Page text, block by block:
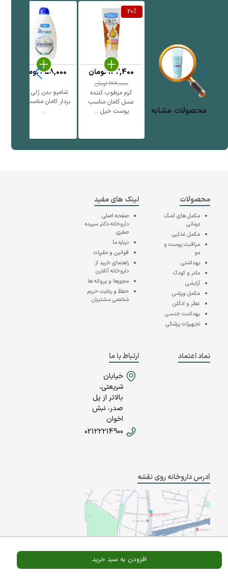
محصولات مشابه
20%
کرم مرطوب کننده
عسل کامان مناسب
پوست خیل ...
178,000تومان
142,400تومان
شامپو بدن ژلی لایه
بردار کامان مناسب انو
...
658,000تومان
افزودن به سبد خرید
محصولات
مکمل های کمک
درمانی
مکمل غذایی
مراقبت پوست و
مو
بهداشتی
مادر و کودک
آرایشی
مکمل ورزشی
عطر و ادکلن
بهداشت جنسی
تجهیزات پزشکی
لینک های مفید
صفحه اصلی
داروخانه دکتر سپیده
صفری
درباره ما
قوانین و مقررات
راهنمای خرید از
داروخانه آنلاین
مجوزها و پروانه ها
حفظ و رعایت حریم
شخصی مشتریان
نماد اعتماد
ارتباط با ما
خیابان
شریعتی،
بالاتر از پل
صدر، نبش
اخوان
02122214900
آدرس داروخانه روی نقشه
A Pluss
Powered By